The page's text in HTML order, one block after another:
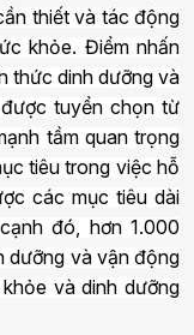
thiết và tác động
khỏe. Điểm nhấn
thức dinh dưỡng và
tuyển chọn từ
tầm quan trọng
tiêu trong việc hỗ
các mục tiêu dài
đó, hơn 1.000
dưỡng và vận động
và dinh dưỡng